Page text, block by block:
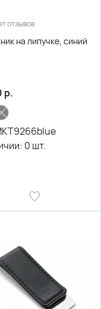
отзывов
на липучке, синий
р.
0 шт.